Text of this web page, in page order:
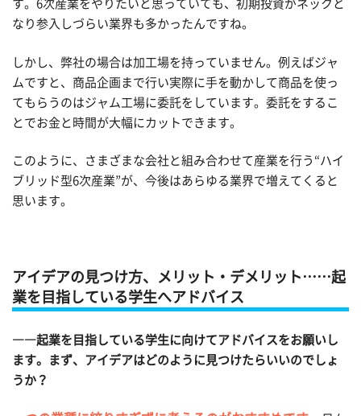
す。6次産業をやりたいと思っていても、初期投資がネックと
なり参入しづらい業界も多かったんですね。
しかし、弊社の場合は加工場を持っていません。例えばジャ
ムですと、商品企画まで行い実際に手を動かして商品を使っ
てもらうのはジャム工場に委託をしています。委託をするこ
とでお金と時間が大幅にカットできます。
このように、さまざまな会社と組み合わせて産業を行う“ハイ
ブリッド型6次産業”が、今後はあらゆる業界で増えてくると
思います。
アイデアの見つけ方、メリット・デメリット……起
業を目指している学生へアドバイス
――起業を目指している学生に向けてアドバイスをお願いし
ます。まず、アイデアはどのように見つけたらいいのでしょ
うか？